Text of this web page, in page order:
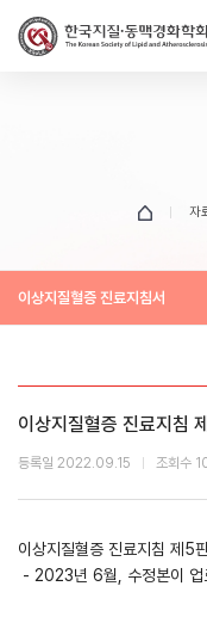
자
이상지질혈증 진료지침서
이상지질혈증 진료지침
등록일 2022.09.15 조회수
이상지질혈증 진료지침 제5
- 2023년 6월, 수정본이 업